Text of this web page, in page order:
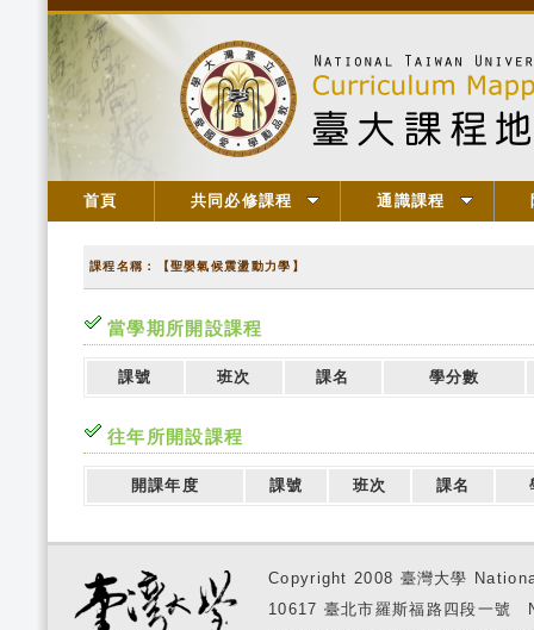
首頁 共同必修課程 通識課程
課程名稱：【聖嬰氣候震盪動力學】
當學期所開設課程
課號 班次 課名 學分數
往年所開設課程
開課年度 課號 班次 課名
Copyright 2008 臺灣大學
10617 臺北市羅斯福路四段一